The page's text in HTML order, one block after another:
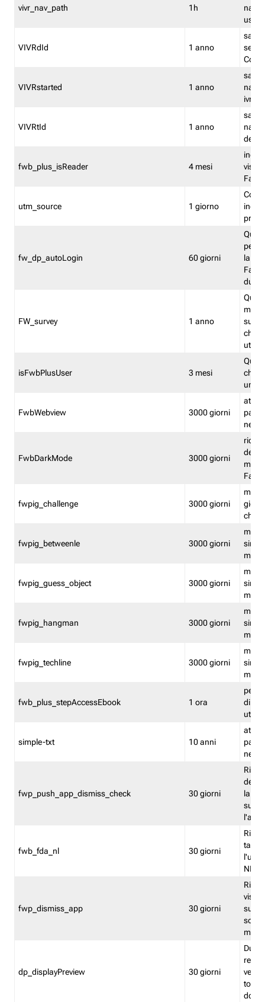
vivr_nav_path 1h
VIVRdId 1 anno
salva
Convy
VIVRstarted 1 anno
salva
ivr
VIVRtId 1 anno
salva
del
fwb_plus_isReader 4 mesi
utm_source 1 giorno
fw_dp_autoLogin 60 giorni
la
FW_survey 1 anno
utenti
isFwbPlusUser 3 mesi
che
una
FwbWebview 3000 giorni
attiva
FwbDarkMode 3000 giorni
fwpig_challenge 3000 giorni
fwpig_betweenle 3000 giorni
fwpig_guess_object 3000 giorni
fwpig_hangman 3000 giorni
fwpig_techline 3000 giorni
fwb_plus_stepAccessEbook 1 ora
di un
simple-txt 10 anni
attiva
fwp_push_app_dismiss_check 30 giorni
la
fwb_fda_nl 30 giorni
NL
fwp_dismiss_app 30 giorni
visto
dp_displayPreview 30 giorni
torna
dopo